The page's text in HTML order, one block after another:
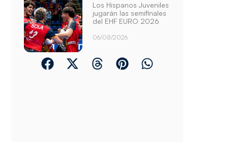
Los Hispanos Juveniles
jugarán las semifinales
del EHF EURO 2026
06/08/2026